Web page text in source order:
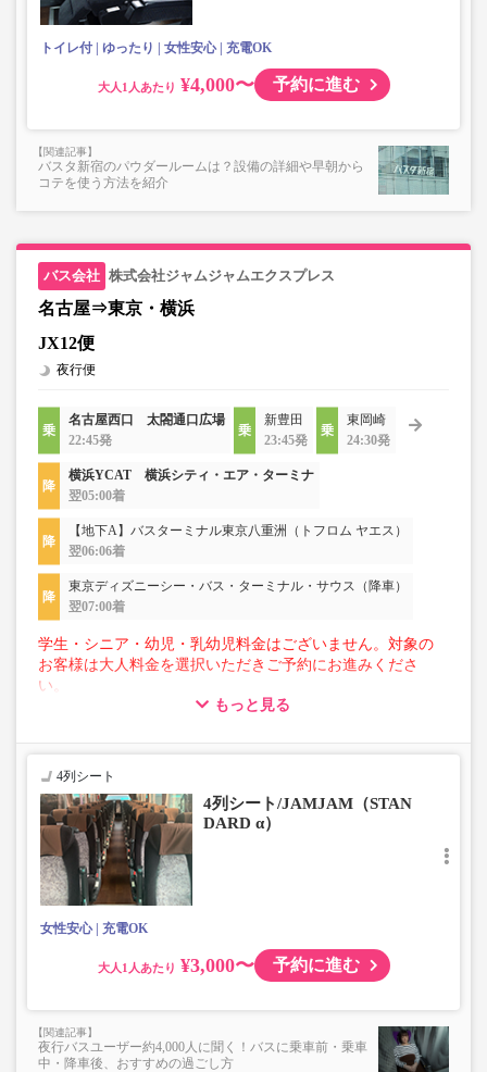
上記「トランクにてお預かりできる荷物」の条件を満たさ
トイレ付 ゆったり 女性安心 充電OK
大人 ¥4,000〜 予約に進む
バスタ新宿のパウダールームは？設備の詳細や早朝から
コテを使う方法を紹介
株式会社ジャムジャムエクスプレス
名古屋⇒東京・横浜
JX12便
夜行便
名古屋西口 太閤通口広場
22:45発
新豊田
23:45発
東岡崎
24:30発
横浜YCAT 横浜シティ・エア・ターミナ
翌05:00着
【地下A】バスターミナル東京八重洲（トフロム ヤエス）
翌06:06着
東京ディズニーシー・バス・ターミナル・サウス（降車）
翌07:00着
学生・シニア・幼児・乳幼児料金はございません。対象の
お客様は大人料金を選択いただきご予約にお進みくださ
い。
■トランクにてお預かりできる荷物
・3辺合計160cm以内、かつ10kg以下のものをおひとり様1
■お預かりできない荷物（貴重品以外は車内持ち込みも不
可）
楽器・自転車（折りたたみ含む）・ボード等の大きな荷
物、壊れ物、危険物、貴重品、ペット、
上記「トランクにてお預かりできる荷物」の条件を満たさ
もっと見る
4列シート
4列シート/JAMJAM（STAN
DARD α）
女性安心 充電OK
大人 ¥3,000〜 予約に進む
夜行バスユーザー約4,000人に聞く！バスに乗車前・乗車
中・降車後、おすすめの過ごし方